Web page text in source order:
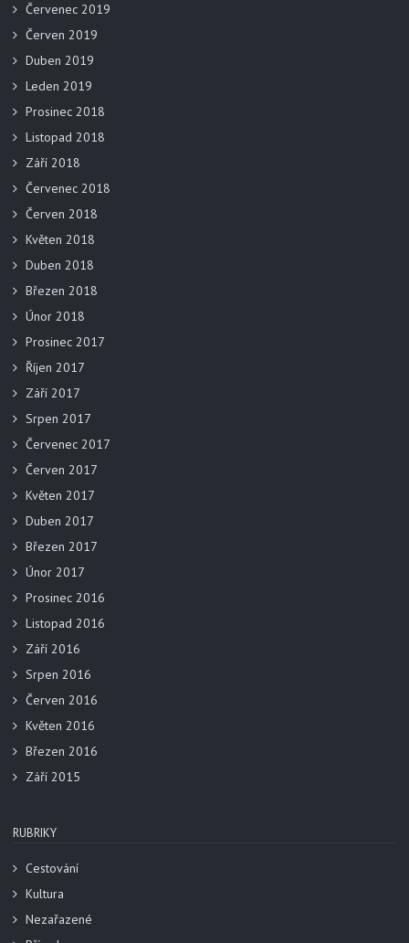
Červenec 2019
Červen 2019
Duben 2019
Leden 2019
Prosinec 2018
Listopad 2018
Září 2018
Červenec 2018
Červen 2018
Květen 2018
Duben 2018
Březen 2018
Únor 2018
Prosinec 2017
Říjen 2017
Září 2017
Srpen 2017
Červenec 2017
Červen 2017
Květen 2017
Duben 2017
Březen 2017
Únor 2017
Prosinec 2016
Listopad 2016
Září 2016
Srpen 2016
Červen 2016
Květen 2016
Březen 2016
Září 2015
RUBRIKY
Cestování
Kultura
Nezařazené